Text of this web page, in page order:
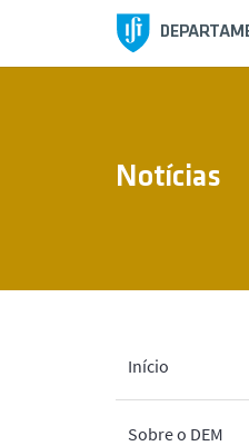
Início
Sobre o DEM
Notícias